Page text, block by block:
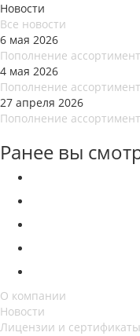
Новости
Все новости
6 мая 2026
Пополнение
4 мая 2026
Пополнение
27 апреля 2026
Пополнение
Ранее вы
О компании
Новости
Лицензии и сертификаты